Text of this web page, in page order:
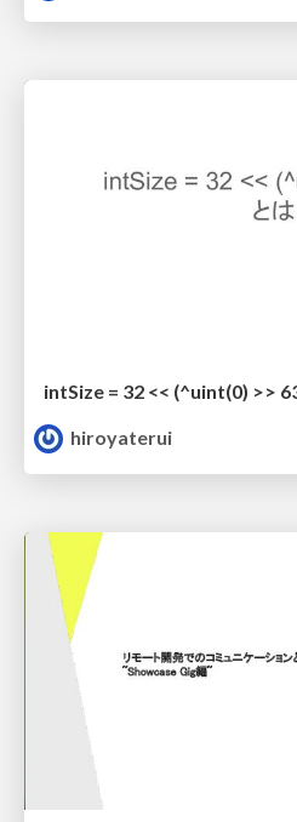
intSize = 32 << (^uint(0) >>
hiroyaterui